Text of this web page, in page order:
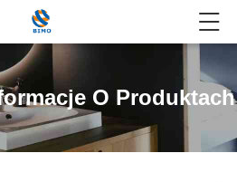
O Produktach